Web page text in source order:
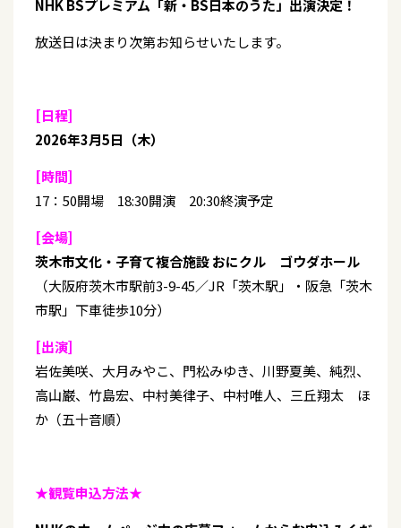
NHK BSプレミアム「新・BS日本のうた」出演決定！
放送日は決まり次第お知らせいたします。
[日程]
2026年3月5日（木）
[時間]
17：50開場 18:30開演 20:30終演予定
[会場]
茨木市文化・子育て複合施設 おにクル ゴウダホール
（大阪府茨木市駅前3-9-45／JR「茨木駅」・阪急「茨木
市駅」下車徒歩10分）
[出演]
岩佐美咲、大月みやこ、門松みゆき、川野夏美、純烈、
高山巌、竹島宏、中村美律子、中村唯人、三丘翔太 ほ
か（五十音順）
★観覧申込方法★